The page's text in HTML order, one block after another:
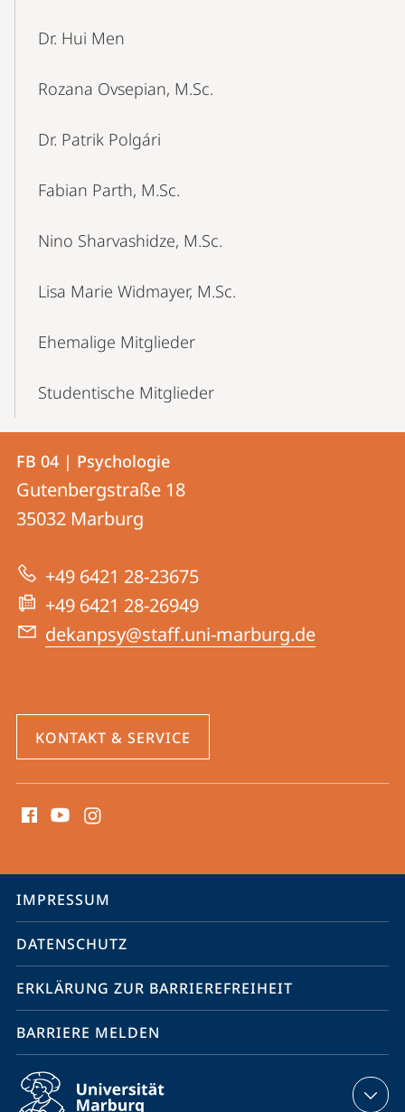
Dr. Hui Men
Rozana Ovsepian, M.Sc.
Dr. Patrik Polgári
Fabian Parth, M.Sc.
Nino Sharvashidze, M.Sc.
Lisa Marie Widmayer, M.Sc.
Ehemalige Mitglieder
Studentische Mitglieder
Kontakt
und
Informationen
zur
Website
Kontaktinformationen
FB
04
Psychologie
FB 04 | Psychologie
Gutenbergstraße 18
35032 Marburg
+49 6421 28-23675
+49 6421 28-26949
dekanpsy@staff.uni-marburg.de
KONTAKT & SERVICE
Media
Service-
Navigation
IMPRESSUM
DATENSCHUTZ
ERKLÄRUNG ZUR BARRIEREFREIHEIT
BARRIERE MELDEN